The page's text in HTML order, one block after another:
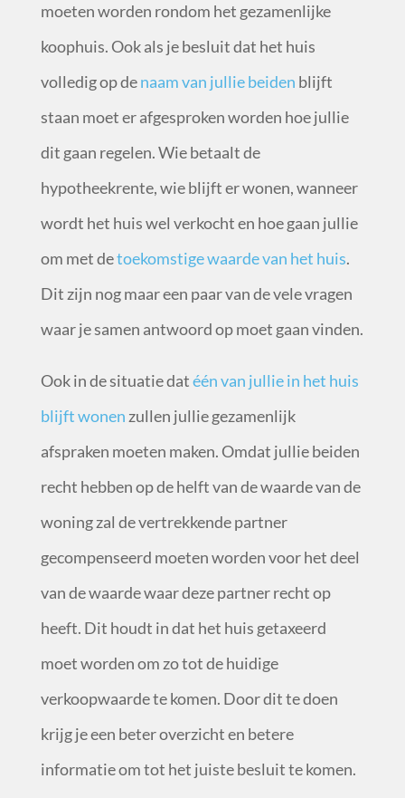
moeten worden rondom het gezamenlijke
koophuis. Ook als je besluit dat het huis
volledig op denaam van jullie beiden blijft
staan moet er afgesproken worden hoe jullie
dit gaan regelen. Wie betaalt de
hypotheekrente, wie blijft er wonen, wanneer
wordt het huis wel verkocht en hoe gaan jullie
om met detoekomstige waarde van het huis.
Dit zijn nog maar een paar van de vele vragen
waar je samen antwoord op moet gaan vinden.
Ook in de situatie datéén van jullie in het huis
blijft wonen zullen jullie gezamenlijk
afspraken moeten maken. Omdat jullie beiden
recht hebben op de helft van de waarde van de
woning zal de vertrekkende partner
gecompenseerd moeten worden voor het deel
van de waarde waar deze partner recht op
heeft. Dit houdt in dat het huis getaxeerd
moet worden om zo tot de huidige
verkoopwaarde te komen. Door dit te doen
krijg je een beter overzicht en betere
informatie om tot het juiste besluit te komen.